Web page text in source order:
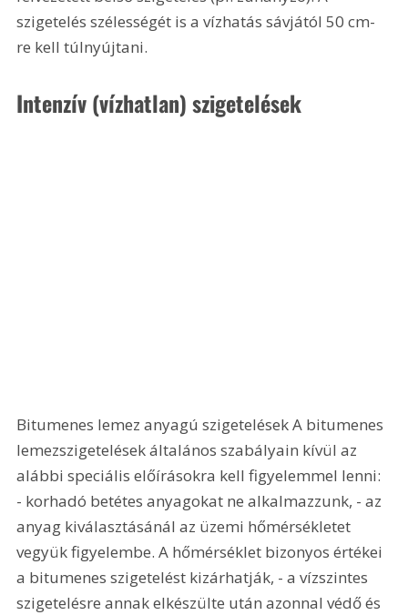
szigetelés szélességét is a vízhatás sávjától 50 cm-
re kell túlnyújtani.
Intenzív (vízhatlan) szigetelések
Bitumenes lemez anyagú szigetelések A bitumenes
lemezszigetelések általános szabályain kívül az
alábbi speciális előírásokra kell figyelemmel lenni:
- korhadó betétes anyagokat ne alkalmazzunk, - az
anyag kiválasztásánál az üzemi hőmérsékletet
vegyük figyelembe. A hőmérséklet bizonyos értékei
a bitumenes szigetelést kizárhatják, - a vízszintes
szigetelésre annak elkészülte után azonnal védő és